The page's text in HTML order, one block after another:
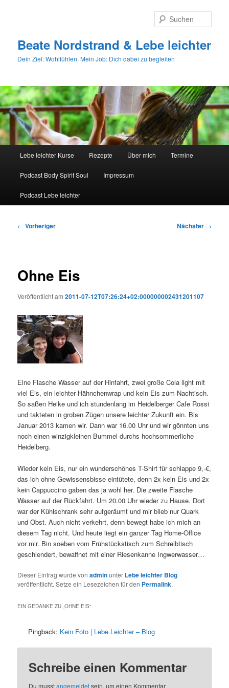
Beate Nordstrand & Lebe leichter
Dein Ziel: Wohlfühlen. Mein Job: Dich dabei zu begleiten
Lebe leichter Kurse Rezepte Über mich Termine
Podcast Body Spirit Soul Impressum
Podcast Lebe leichter
Beitragsnavigation
← Vorheriger Nächster →
Ohne Eis
Veröffentlicht am2011-07-12T07:26:24+02:000000002431201107
Eine Flasche Wasser auf der Hinfahrt, zwei große Cola light mit
viel Eis, ein leichter Hähnchenwrap und kein Eis zum Nachtisch.
So saßen Heike und ich stundenlang im Heidelberger Cafe Rossi
und takteten in groben Zügen unsere leichter Zukunft ein. Bis
Januar 2013 kamen wir. Dann war 16.00 Uhr und wir gönnten uns
noch einen winzigkleinen Bummel durchs hochsommerliche
Heidelberg.
Wieder kein Eis, nur ein wunderschönes T-Shirt für schlappe 9,-€,
das ich ohne Gewissensbisse eintütete, denn 2x kein Eis und 2x
kein Cappuccino gaben das ja wohl her. Die zweite Flasche
Wasser auf der Rückfahrt. Um 20.00 Uhr wieder zu Hause. Dort
war der Kühlschrank sehr aufgeräumt und mir blieb nur Quark
und Obst. Auch nicht verkehrt, denn bewegt habe ich mich an
diesem Tag nicht. Und heute liegt ein ganzer Tag Home-Office
vor mir. Bin soeben vom Frühstückstisch zum Schreibtisch
geschlendert, bewaffnet mit einer Riesenkanne Ingwerwasser…
Dieser Eintrag wurde vonadminunter Lebe leichter Blog
veröffentlicht. Setze ein Lesezeichen für den Permalink.
EIN GEDANKE ZU „OHNE EIS“
Pingback: Kein Foto | Lebe Leichter – Blog
Schreibe einen Kommentar
Du musstangemeldetsein, um einen Kommentar